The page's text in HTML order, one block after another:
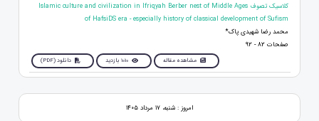
کلاسیک تصوف Islamic culture and civilization in Ifriqyah Berber nest of Middle Ages
of HafsiDS era - especially history of classical development of Sufism
محمد رضا شهیدی پاک*
صفحات 82 - 92
مشاهده مقاله 1010 بازدید دانلود (PDF)
امروز : شنبه، ۱۷ مرداد ۱۴۰۵